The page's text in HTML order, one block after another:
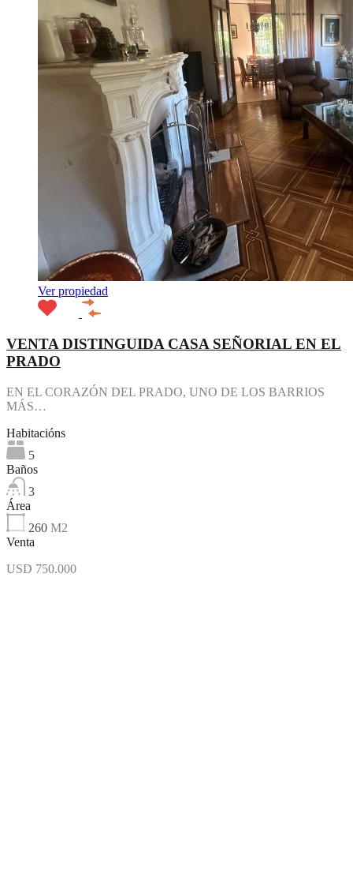
Ver propiedad
VENTA DISTINGUIDA CASA SEÑORIAL EN EL
PRADO
EN EL CORAZÓN DEL PRADO, UNO DE LOS BARRIOS
MÁS…
Habitacións
5
Baños
3
Área
260 M2
Venta
USD 750.000